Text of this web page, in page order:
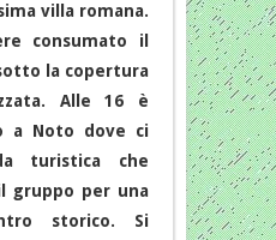
villa romana.
consumato il
la copertura
Alle 16 è
a Noto dove ci
turistica che
gruppo per una
storico. Si